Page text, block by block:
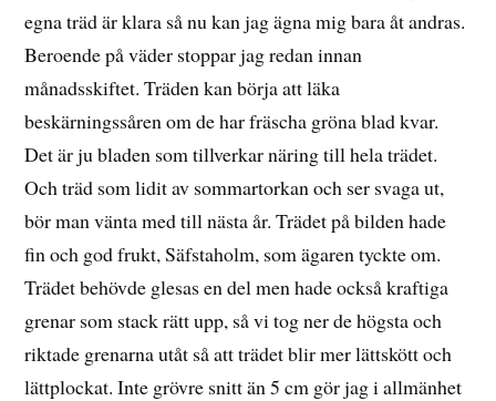
egna träd är klara så nu kan jag ägna mig bara åt andras.
Beroende på väder stoppar jag redan innan
månadsskiftet. Träden kan börja att läka
beskärningssåren om de har fräscha gröna blad kvar.
Det är ju bladen som tillverkar näring till hela trädet.
Och träd som lidit av sommartorkan och ser svaga ut,
bör man vänta med till nästa år. Trädet på bilden hade
fin och god frukt, Säfstaholm, som ägaren tyckte om.
Trädet behövde glesas en del men hade också kraftiga
grenar som stack rätt upp, så vi tog ner de högsta och
riktade grenarna utåt så att trädet blir mer lättskött och
lättplockat. Inte grövre snitt än 5 cm gör jag i allmänhet